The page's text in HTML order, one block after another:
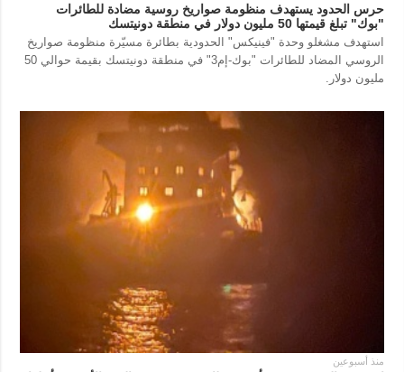
حرس الحدود يستهدف منظومة صواريخ روسية مضادة للطائرات
"بوك" تبلغ قيمتها 50 مليون دولار في منطقة دونيتسك
استهدف مشغلو وحدة "فينيكس" الحدودية بطائرة مسيّرة منظومة صواريخ
الروسي المضاد للطائرات "بوك-إم3" في منطقة دونيتسك بقيمة حوالي 50
مليون دولار.
منذ أسبوعين